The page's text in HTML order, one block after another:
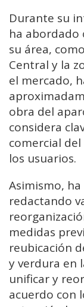
Durante su
ha abordado
su área,
Central y la
el mercado,
obra del
considera
comercial
los usuarios.
Asimismo,
redactando
medidas
reubicación
y verdura en
unificar y
acuerdo con